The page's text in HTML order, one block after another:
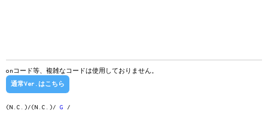
onコード等、複雑なコードは使用しておりません。
通常Ver.はこちら
(N.C.)/(N.C.)/ G /